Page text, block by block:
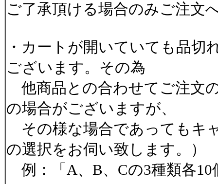
ご了承頂ける場合のみご注文
・カートが開いていても品切
ございます。その為
他商品との合わせてご注文
の場合がございますが、
その様な場合であってもキ
の選択をお伺い致します。）
例：「A、B、Cの3種類各10